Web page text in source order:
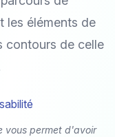
les éléments de
contours de celle
vous permet d'avoir